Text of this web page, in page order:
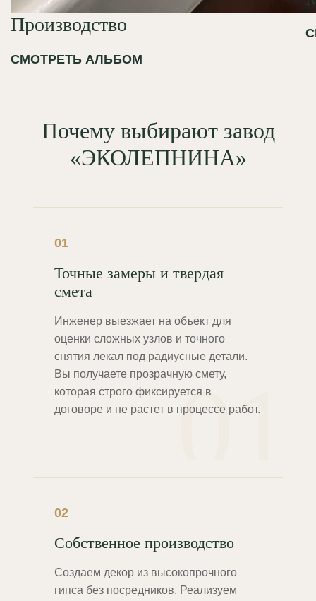
Производство
СМОТРЕТЬ АЛЬБОМ
Почему выбирают завод
«ЭКОЛЕПНИНА»
01
01
Точные замеры и твердая
смета
Инженер выезжает на объект для
оценки сложных узлов и точного
снятия лекал под радиусные детали.
Вы получаете прозрачную смету,
которая строго фиксируется в
договоре и не растет в процессе работ.
02
Собственное производство
Создаем декор из высокопрочного
гипса без посредников. Реализуем